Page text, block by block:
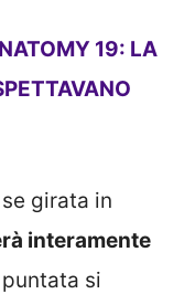
19: LA
girata in
interamente
si